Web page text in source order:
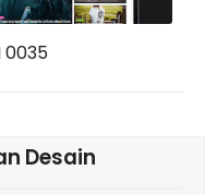
0035
Desain